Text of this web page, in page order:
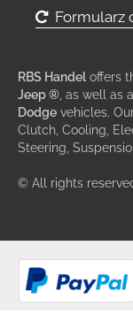
Formularz
RBS Handel offers
Jeep ® , as well as
Dodge vehicles.
Clutch, Cooling,
Steering,
© All rights